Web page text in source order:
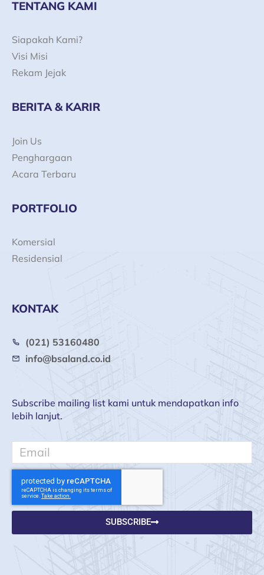
o
o
f
g
r
b
e
d
i
TENTANG KAMI
Siapakah Kami?
Visi Misi
Rekam Jejak
BERITA & KARIR
Join Us
Penghargaan
Acara Terbaru
PORTFOLIO
Komersial
Residensial
KONTAK
(021) 53160480
info@bsaland.co.id
Subscribe mailing list kami untuk mendapatkan info
lebih lanjut.
Email
SUBSCRIBE